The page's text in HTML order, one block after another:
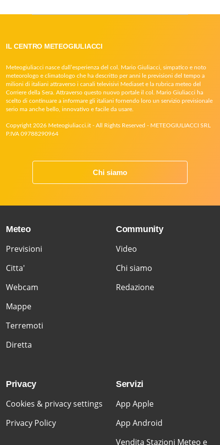
IL CENTRO METEOGIULIACCI
Meteogiuliacci nasce dall’esperienza del col. Mario Giuliacci, simpatico e noto
meteorologo e climatologo che ha descritto per anni le previsioni del tempo a
milioni di italiani attraverso i canali televisivi Mediaset e la rubrica meteo del
Corriere della Sera. Attraverso questo nuovo portale il col. Mario Giuliacci ha
scelto di continuare a informare gli italiani fornendo loro un servizio previsionale
serio ma anche bello, innovativo e facile da usare.
Copyright 2026 Meteogiuliacci.it - All Rights Reserved - METEOGIULIACCI SRL
P.IVA 09788290964
Chi siamo
Meteo
Previsioni
Citta'
Webcam
Mappe
Terremoti
Diretta
Community
Video
Chi siamo
Redazione
Privacy
Cookies & privacy settings
Privacy Policy
Servizi
App Apple
App Android
Vendita Stazioni Meteo e